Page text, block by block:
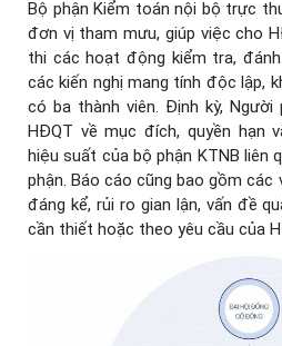
Bộ phận Kiểm toán nội bộ trực
đơn vị tham mưu, giúp việc cho
thi các hoạt động kiểm tra,
các kiến nghị mang tính độc lập,
có ba thành viên. Định kỳ, Người
HĐQT về mục đích, quyền hạn
hiệu suất của bộ phận KTNB liên
phận. Báo cáo cũng bao gồm
đáng kể, rủi ro gian lận, vấn đề
cần thiết hoặc theo yêu cầu của